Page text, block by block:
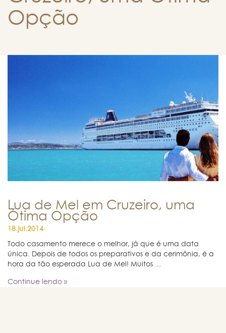
Opção
Lua de Mel em Cruzeiro, uma
Ótima Opção
18.jul.2014
Todo casamento merece o melhor, já que é uma data
única. Depois de todos os preparativos e da cerimônia, é a
hora da tão esperada Lua de Mel! Muitos ...
Continue lendo »